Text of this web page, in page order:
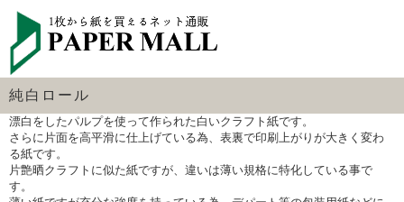
純白ロール
漂白をしたパルプを使って作られた白いクラフト紙です。
さらに片面を高平滑に仕上げている為、表裏で印刷上がりが大きく変わ
る紙です。
片艶晒クラフトに似た紙ですが、違いは薄い規格に特化している事で
す。